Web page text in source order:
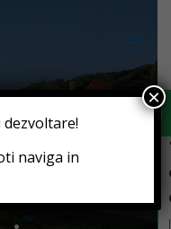
naviga in
×